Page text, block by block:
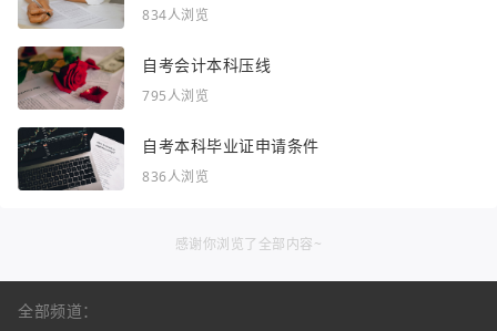
834人浏览
自考会计本科压线
795人浏览
自考本科毕业证申请条件
836人浏览
感谢你浏览了全部内容~
全部频道：